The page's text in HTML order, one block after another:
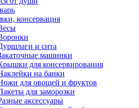
консервация
и сита
машинки
для консервирования
на банки
для овощей и фруктов
для заморозки
аксессуары